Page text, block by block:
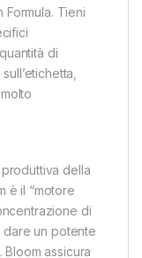
Tieni
di
della
è il “motore
di
un potente
assicura